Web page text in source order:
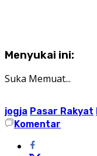
Menyukai ini:
Suka Memuat...
jogja Pasar Rakyat
Komentar